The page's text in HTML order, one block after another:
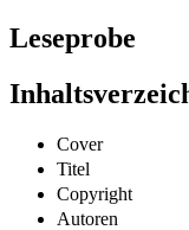
Leseprobe
Cover
Titel
Copyright
Autoren